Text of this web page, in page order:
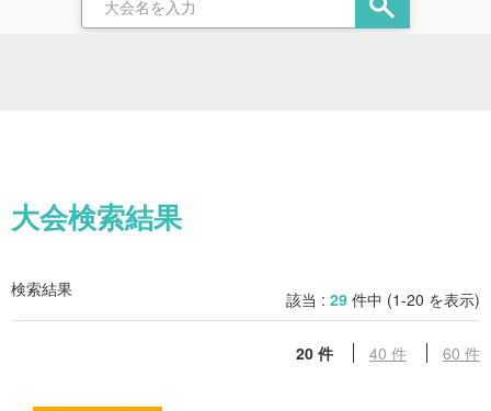
大会検索結果
検索結果 該当 : 29 件中 (1-20 を表示)
20 件 40 件 60 件